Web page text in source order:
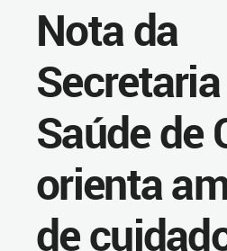
Nota da
Saúde de
orienta
de